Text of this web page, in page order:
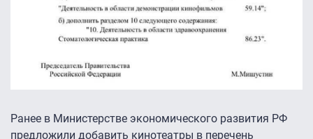
Ранее в Министерстве экономического развития РФ
предложили добавить кинотеатры в перечень